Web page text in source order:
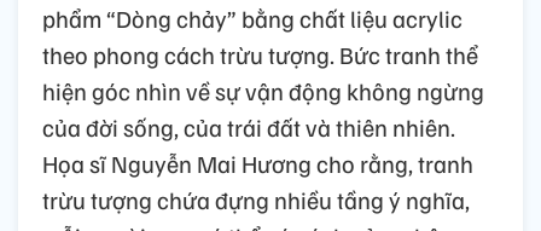
phẩm “Dòng chảy” bằng chất liệu acrylic
theo phong cách trừu tượng. Bức tranh thể
hiện góc nhìn về sự vận động không ngừng
của đời sống, của trái đất và thiên nhiên.
Họa sĩ Nguyễn Mai Hương cho rằng, tranh
trừu tượng chứa đựng nhiều tầng ý nghĩa,